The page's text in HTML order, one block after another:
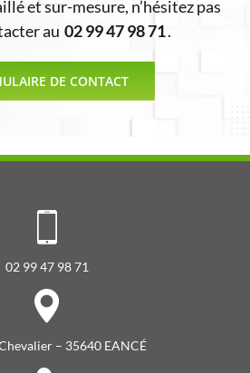
et sur-mesure, n’hésitez pas
au 02 99 47 98 71.
DE CONTACT
02 99 47 98 71
– 35640 EANCÉ